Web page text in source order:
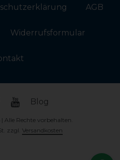
AGB
Widerrufs­formular
Blog
Rechte vorbehalten.
zzgl. Versandkosten